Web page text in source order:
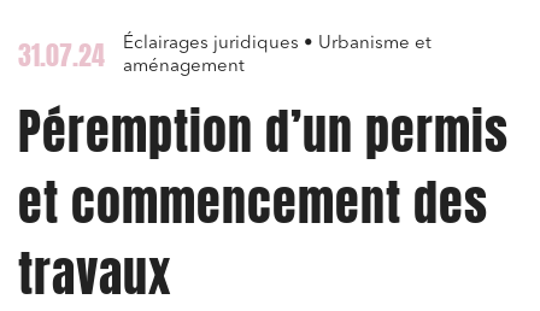
31.07.24
Éclairages juridiques • Urbanisme et
aménagement
Péremption d’un permis
et commencement des
travaux